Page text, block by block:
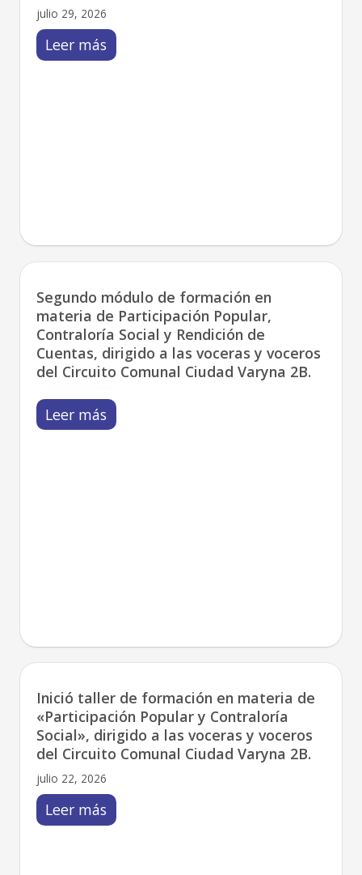
julio 29, 2026
Leer más
Segundo módulo de formación en
materia de Participación Popular,
Contraloría Social y Rendición de
Cuentas, dirigido a las voceras y voceros
del Circuito Comunal Ciudad Varyna 2B.
Leer más
Inició taller de formación en materia de
«Participación Popular y Contraloría
Social», dirigido a las voceras y voceros
del Circuito Comunal Ciudad Varyna 2B.
julio 22, 2026
Leer más